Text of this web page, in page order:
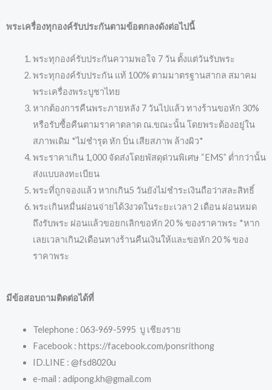
พระเครื่องทุกองค์รับประกันตามข้อตกลงดังต่อไปนี้
พระทุกองค์รับประกันความพอใจ 7 วัน ตั้งแต่วันรับพระ
พระทุกองค์รับประกัน แท้ 100% ตามมาตรฐานสากล สมาคม
พระเครื่องพระบูชาไทย
หากต้องการคืนพระภายหลัง 7 วันไปแล้ว ทางร้านขอหัก 30%
หรือรับซื้อคืนตามราคาตลาด ณ.ขณะนั้น โดยพระต้องอยู่ใน
สภาพเดิม *ไม่ชำรุด หัก บิ่น เสียสภาพ ล้างผิว*
พระราคาเกิน 1,000 จัดส่งโดยพัสดุด่วนพิเศษ “EMS” ต่ำกว่านั้น
ส่งแบบลงทะเบียน
พระที่ถูกจองแล้ว หากเกิน5 วันยังไม่ชำระเงินถือว่าสละสิทธิ์
พระเกินหมื่นผ่อนจ่ายได้3งวดในระยะเวลา 2 เดือน ผ่อนหมด
ถึงรับพระ ผ่อนแล้วขอยกเลิกขอหัก 20 % ของราคาพระ *หาก
เลยเวลาเกิน2เดือนทางร้านคืนเงินให้และขอหัก 20 % ของ
ราคาพระ
มีข้อสอบถามติดต่อได้ที่
Telephone : 063-969-5995 บู เชียงราย
Facebook : https://facebook.com/ponsrithong
ID.LINE : @fsd8020u
e-mail : adipong.kh@gmail.com